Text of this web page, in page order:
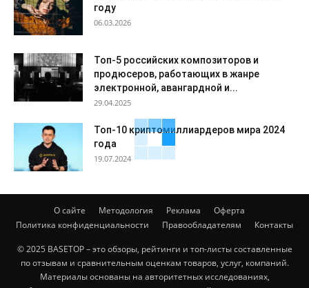
году
06.03.2026
Топ-5 российских композиторов и
продюсеров, работающих в жанре
электронной, авангардной и...
29.04.2025
Топ-10 криптомиллиардеров мира 2024
года
19.07.2024
О сайте Методология Реклама
Оферта
Политика конфиденциальности
Правообладателям Контакты
© 2025 BASETOP – это обзоры, рейтинги и топ-листы составленные
по отзывам и сравнительным оценкам товаров, услуг, компаний.
Материалы основаны на авторитетных исследованиях,